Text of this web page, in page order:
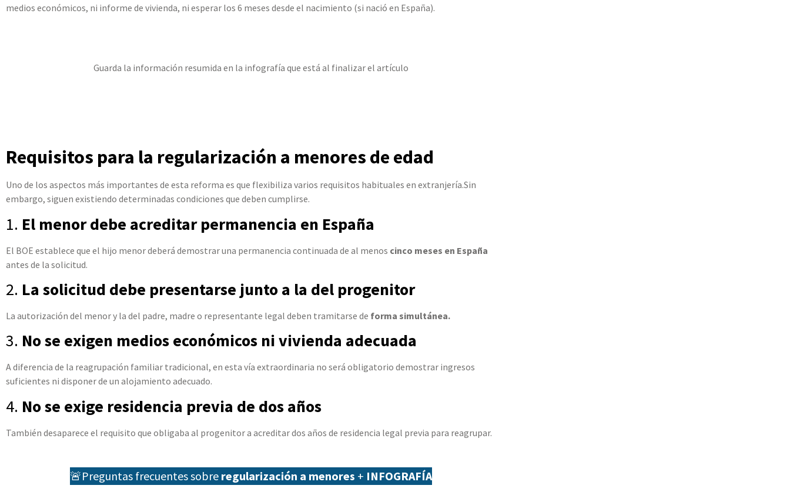
medios económicos, ni informe de vivienda, ni esperar los 6 meses desde el nacimiento (si nació en España).
Guarda la información resumida en la infografía que está al finalizar el artículo
Requisitos para la regularización a menores de edad
Uno de los aspectos más importantes de esta reforma es que flexibiliza varios requisitos habituales en extranjería.Sin
embargo, siguen existiendo determinadas condiciones que deben cumplirse.
1. El menor debe acreditar permanencia en España
El BOE establece que el hijo menor deberá demostrar una permanencia continuada de al menos cinco meses en España
antes de la solicitud.
2. La solicitud debe presentarse junto a la del progenitor
La autorización del menor y la del padre, madre o representante legal deben tramitarse de forma simultánea.
3. No se exigen medios económicos ni vivienda adecuada
A diferencia de la reagrupación familiar tradicional, en esta vía extraordinaria no será obligatorio demostrar ingresos
suficientes ni disponer de un alojamiento adecuado.
4. No se exige residencia previa de dos años
También desaparece el requisito que obligaba al progenitor a acreditar dos años de residencia legal previa para reagrupar.
🚨Preguntas frecuentes sobre regularización a menores + INFOGRAFÍA